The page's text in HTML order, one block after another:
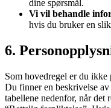
dine spørsmål.
Vi vil behandle
hvis du bruker en
6.
Som hovedregel er du ikke
Du finner en beskrivelse
tabellene nedenfor, når det